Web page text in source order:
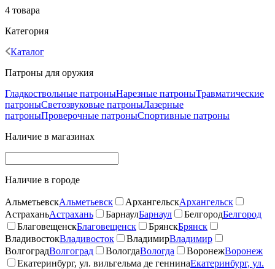
4 товара
Категория
Каталог
Патроны для оружия
Гладкоствольные патроныНарезные патроныТравматические
патроныСветозвуковые патроныЛазерные
патроныПроверочные патроныСпортивные патроны
Наличие в магазинах
Наличие в городе
АльметьевскАльметьевск АрхангельскАрхангельск
АстраханьАстрахань БарнаулБарнаул БелгородБелгород
БлаговещенскБлаговещенск БрянскБрянск
ВладивостокВладивосток ВладимирВладимир
ВолгоградВолгоград ВологдаВологда ВоронежВоронеж
Екатеринбург, ул. вильгельма де геннинаЕкатеринбург, ул.